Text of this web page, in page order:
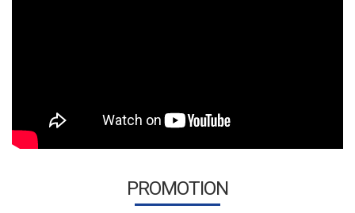
PROMOTION